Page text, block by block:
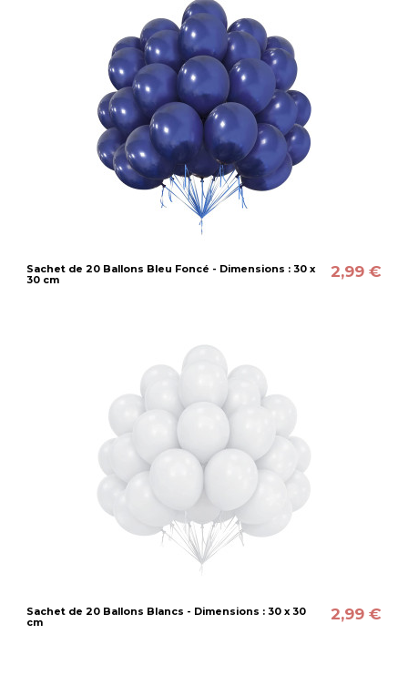
Sachet de 20 Ballons Bleu Foncé - Dimensions : 30 x
30 cm
2,99 €
Sachet de 20 Ballons Blancs - Dimensions : 30 x 30
cm
2,99 €